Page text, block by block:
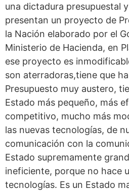
una dictadura presupuestal
presentan un proyecto de
la Nación elaborado por el
Ministerio de Hacienda, en
ese proyecto es
son aterradoras,tiene que
Presupuesto muy austero,
Estado más pequeño, más
competitivo, mucho más
las nuevas tecnologías, de
comunicación con la
Estado supremamente
ineficiente, porque no hace
tecnologías. Es un Estado